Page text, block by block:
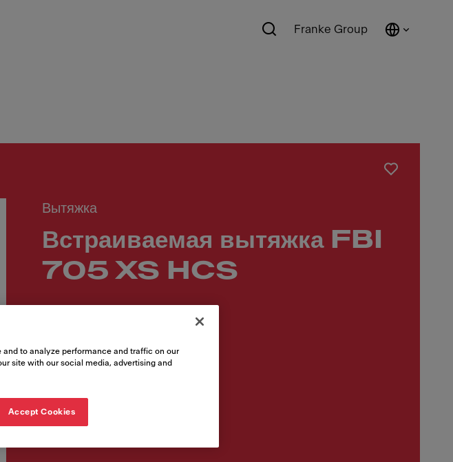
Franke Group
Вытяжка
Встраиваемая вытяжка FBI
705 XS HCS
to analyze performance and traffic on our
site with our social media, advertising and
Accept Cookies